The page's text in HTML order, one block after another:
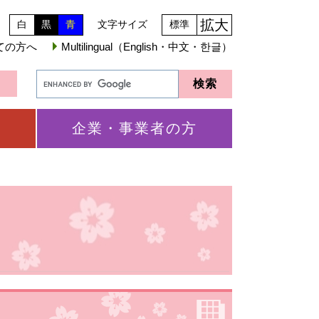
白 黒 青 文字サイズ 標準 拡大
の方へ Multilingual（English・中文・한글）
企業・事業者の方